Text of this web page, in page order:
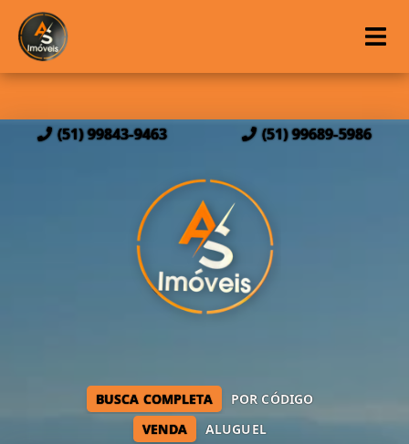
(51) 99843-9463 (51) 99689-5986
VENDA ALUGUEL
BUSCA COMPLETA POR CÓDIGO